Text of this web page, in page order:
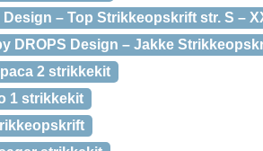
Design – Top Strikkeopskrift str. S –
DROPS Design – Jakke
2 strikkekit
1 strikkekit